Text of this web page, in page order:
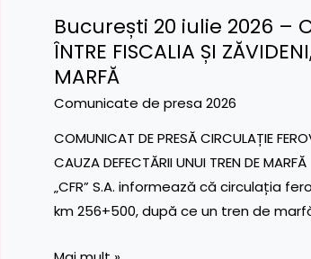
FOST
RELUATĂ
ÎN
CONDIȚII
DE
SIGURANȚĂ
București 20 iulie 2026 –
ÎNTRE FISCALIA ȘI
MARFĂ
Comunicate de presa 2026
COMUNICAT DE PRESĂ CIRCULAȚIE
CAUZA DEFECTĂRII UNUI TREN DE
„CFR” S.A. informează că circulația
km 256+500, după ce un tren de
București
20
iulie
2026
CIRCULAȚIE
FEROVIARĂ
OPRITĂ
TEMPORAR